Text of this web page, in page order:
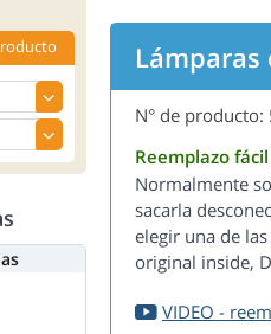
Lámparas
N° de
Reemplazo
Normalmente
sacarla
elegir una de
original inside,
VIDEO -